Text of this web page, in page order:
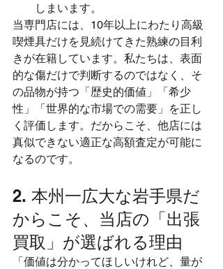
しまいます。
当専門店には、10年以上にわたり高級
喫煙具だけを見続けてきた熟練の目利
きが在籍しています。私たちは、表面
的な傷だけで判断するのではなく、そ
の品物が持つ「歴史的価値」「希少
性」「世界的な市場での需要」を正し
く評価します。だからこそ、他店には
真似できない適正な高額査定が可能に
なるのです。
2. 本州一広大な岩手県だ
からこそ、当店の「出張
買取」が選ばれる理由
「価値は分かってほしいけれど、量が